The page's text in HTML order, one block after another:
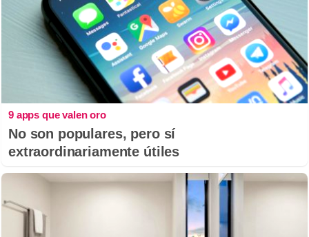
9 apps que valen oro
No son populares, pero sí
extraordinariamente útiles